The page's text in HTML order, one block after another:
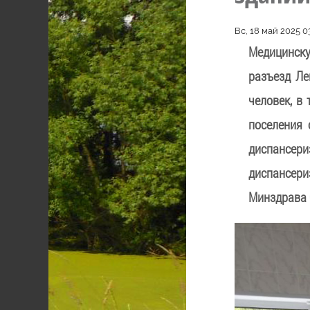
Вс, 18 май 2025
разъезд
человек,
Минздрава